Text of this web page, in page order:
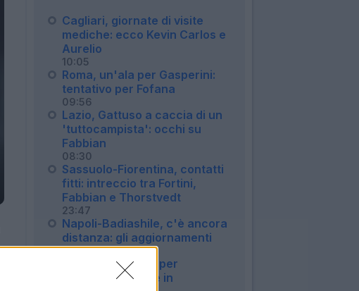
Cagliari, giornate di visite
mediche: ecco Kevin Carlos e
Aurelio
10:05
Roma, un'ala per Gasperini:
tentativo per Fofana
09:56
Lazio, Gattuso a caccia di un
'tuttocampista': occhi su
Fabbian
08:30
Sassuolo-Fiorentina, contatti
fitti: intreccio tra Fortini,
Fabbian e Thorstvedt
23:47
Napoli-Badiashile, c'è ancora
distanza: gli aggiornamenti
23:27
Napoli, ore calde per
Badiashile: affare in